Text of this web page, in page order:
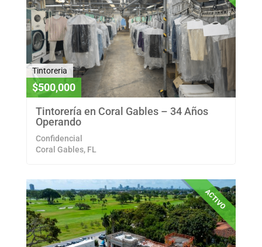
Tintoreria
$500,000
Tintorería en Coral Gables – 34 Años
Operando
Confidencial
Coral Gables, FL
ACTIVO